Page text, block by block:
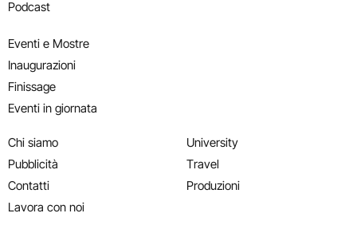
Podcast
Eventi e Mostre
Inaugurazioni
Finissage
Eventi in giornata
Chi siamo
Pubblicità
Contatti
Lavora con noi
University
Travel
Produzioni